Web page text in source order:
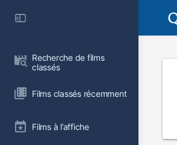
Recherche de films
classés
Films classés récemment
Films à l’affiche